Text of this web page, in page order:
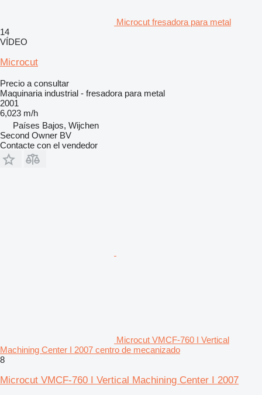
Microcut fresadora para metal
14
VÍDEO
Microcut
Precio a consultar
Maquinaria industrial - fresadora para metal
2001
6,023 m/h
Países Bajos, Wijchen
Second Owner BV
Contacte con el vendedor
Microcut VMCF-760 I Vertical
Machining Center I 2007 centro de mecanizado
8
Microcut VMCF-760 I Vertical Machining Center I 2007